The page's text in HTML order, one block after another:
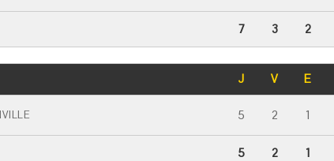
7 3 2
J V E
5 2 1
5 2 1